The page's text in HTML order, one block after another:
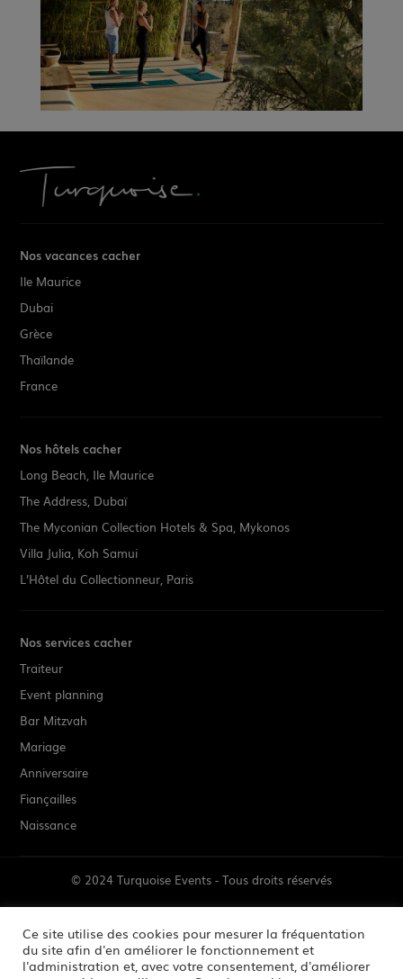
Nos vacances cacher
Ile Maurice
Dubai
Grèce
Thaïlande
France
Nos hôtels cacher
Long Beach, Ile Maurice
The Address, Dubaï
The Myconian Collection Hotels & Spa, Mykonos
Villa Julia, Koh Samui
L’Hôtel du Collectionneur, Paris
Nos services cacher
Traiteur
Event planning
Bar Mitzvah
Mariage
Anniversaire
Fiançailles
Naissance
© 2024 Turquoise Events - Tous droits réservés
Crédits
Ce site utilise des cookies pour mesurer la fréquentation
du site afin d'en améliorer le fonctionnement et
l'administration et, avec votre consentement, d'améliorer